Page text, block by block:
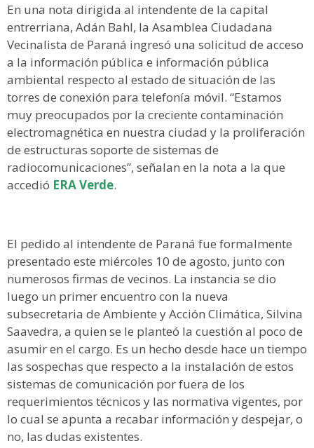
En una nota dirigida al intendente de la capital
entrerriana, Adán Bahl, la Asamblea Ciudadana
Vecinalista de Paraná ingresó una solicitud de acceso
a la información pública e información pública
ambiental respecto al estado de situación de las
torres de conexión para telefonía móvil. “Estamos
muy preocupados por la creciente contaminación
electromagnética en nuestra ciudad y la proliferación
de estructuras soporte de sistemas de
radiocomunicaciones”, señalan en la nota a la que
accedió ERA Verde.
El pedido al intendente de Paraná fue formalmente
presentado este miércoles 10 de agosto, junto con
numerosos firmas de vecinos. La instancia se dio
luego un primer encuentro con la nueva
subsecretaria de Ambiente y Acción Climática, Silvina
Saavedra, a quien se le planteó la cuestión al poco de
asumir en el cargo. Es un hecho desde hace un tiempo
las sospechas que respecto a la instalación de estos
sistemas de comunicación por fuera de los
requerimientos técnicos y las normativa vigentes, por
lo cual se apunta a recabar información y despejar, o
no, las dudas existentes.